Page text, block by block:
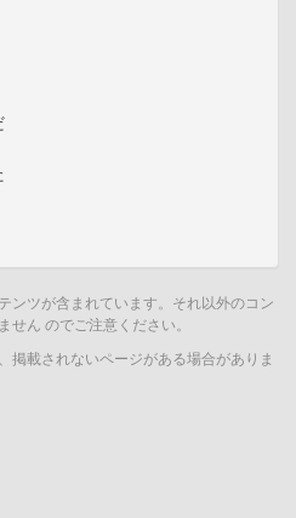
ンツが含まれています。それ以外のコン
せん のでご注意ください。
載されないページがある場合がありま